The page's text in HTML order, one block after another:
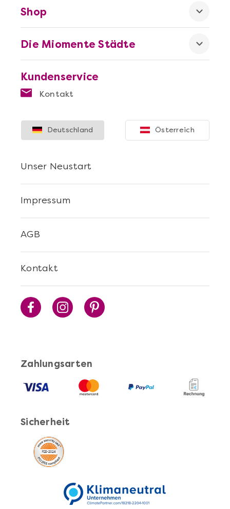
Mehr anzeigen
Sushi Selber Machen - DIY-Set
Cocktails Selber Machen - DIY-Set
Pasta Selber Machen - DIY-Set
Kundenservice
Kontakt
Die Miomente Städte
Shop
Zahlungsarten
Sicherheit
Kontakt
AGB
Impressum
Unser Neustart
Deutschland Österreich